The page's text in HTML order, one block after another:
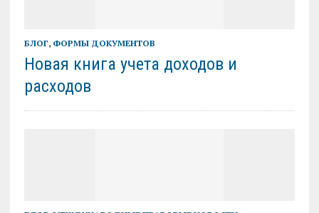
БЛОГ, ФОРМЫ ДОКУМЕНТОВ
Новая книга учета доходов и
расходов